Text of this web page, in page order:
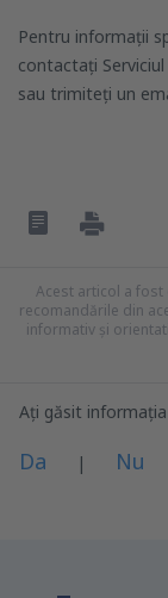
Pentru informații
contactați
sau trimiteți un
Acest articol a fost
recomandările din
informativ și
Ați găsit
Da | Nu